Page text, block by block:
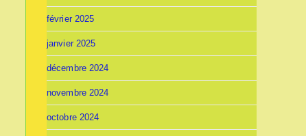
février 2025
janvier 2025
décembre 2024
novembre 2024
octobre 2024